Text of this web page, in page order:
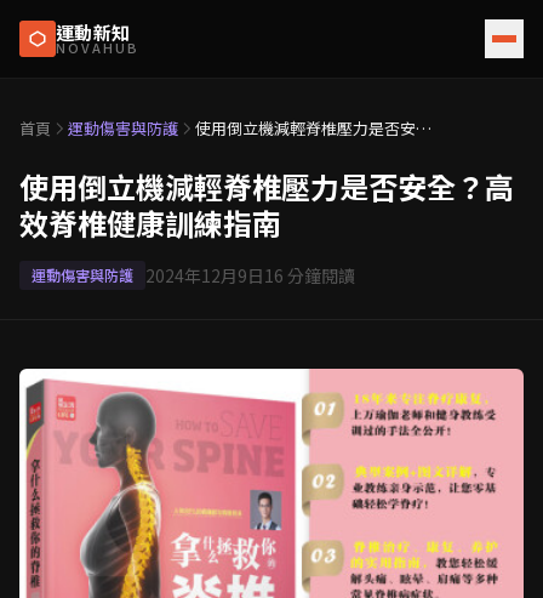
運動新知
NOVAHUB
首頁 運動傷害與防護
使用倒立機減輕脊椎壓力是否安
使用倒立機減輕脊椎壓力是否安全？高
效脊椎健康訓練指南
運動傷害與防護 2024年12月9日16 分鐘閱讀